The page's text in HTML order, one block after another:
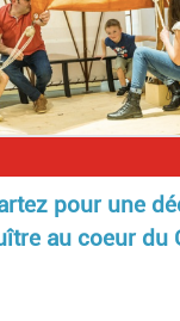
pour une
au coeur du